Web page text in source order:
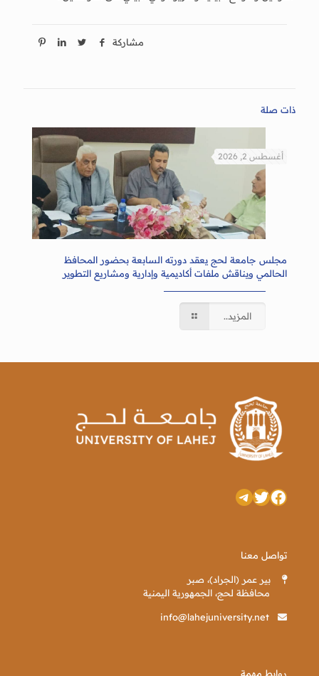
مشاركة
ذات صلة
أغسطس 2, 2026
مجلس جامعة لحج يعقد دورته السابعة بحضور المحافظ
الحالمي ويناقش ملفات أكاديمية وإدارية ومشاريع التطوير
المزيد..
فيسبوك
تويترتيليجرام
تواصل معنا
بير عمر (الجراد)، صبر
محافظة لحج، الجمهورية اليمنية
info@lahejuniversity.net
روابط مهمة